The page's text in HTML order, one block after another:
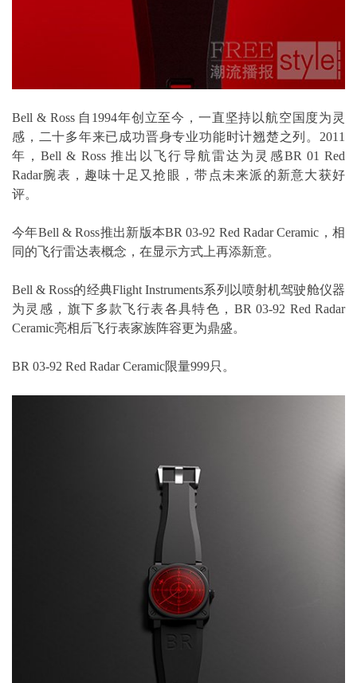
Bell & Ross 自1994年创立至今，一直坚持以航空国度为灵
感，二十多年来已成功晋身专业功能时计翘楚之列。2011
年，Bell & Ross 推出以飞行导航雷达为灵感BR 01 Red
Radar腕表，趣味十足又抢眼，带点未来派的新意大获好
评。
今年Bell & Ross推出新版本BR 03-92 Red Radar Ceramic，相
同的飞行雷达表概念，在显示方式上再添新意。
Bell & Ross的经典Flight Instruments系列以喷射机驾驶舱仪器
为灵感，旗下多款飞行表各具特色，BR 03-92 Red Radar
Ceramic亮相后飞行表家族阵容更为鼎盛。
BR 03-92 Red Radar Ceramic限量999只。